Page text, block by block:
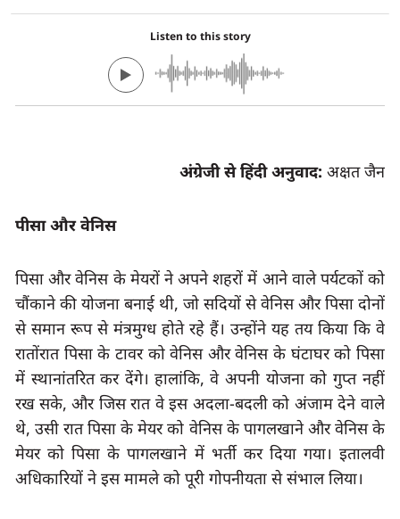
Listen to this story
अंग्रेजी से हिंदी अनुवाद: अक्षत जैन
पीसा और वेनिस
पिसा और वेनिस के मेयरों ने अपने शहरों में आने वाले पर्यटकों को
चौंकाने की योजना बनाई थी, जो सदियों से वेनिस और पिसा दोनों
से समान रूप से मंत्रमुग्ध होते रहे हैं। उन्होंने यह तय किया कि वे
रातोंरात पिसा के टावर को वेनिस और वेनिस के घंटाघर को पिसा
में स्थानांतरित कर देंगे। हालांकि, वे अपनी योजना को गुप्त नहीं
रख सके, और जिस रात वे इस अदला-बदली को अंजाम देने वाले
थे, उसी रात पिसा के मेयर को वेनिस के पागलखाने और वेनिस के
मेयर को पिसा के पागलखाने में भर्ती कर दिया गया। इतालवी
अधिकारियों ने इस मामले को पूरी गोपनीयता से संभाल लिया।